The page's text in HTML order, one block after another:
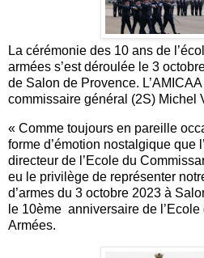
La cérémonie des 10 ans de
armées s’est déroulée le 3
de Salon de Provence.
commissaire général (2S) Michel
« Comme toujours en pareille
forme d’émotion nostalgique que
directeur de l’Ecole du
eu le privilège de représenter
d’armes du 3 octobre 2023 à
le 10ème anniversaire de
Armées.